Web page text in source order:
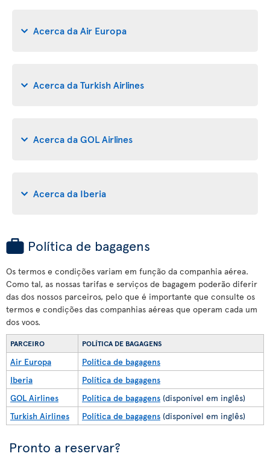
Acerca da Air Europa
Acerca da Turkish Airlines
Acerca da GOL Airlines
Acerca da Iberia
Política de bagagens
Os termos e condições variam em função da companhia aérea.
Como tal, as nossas tarifas e serviços de bagagem poderão diferir
das dos nossos parceiros, pelo que é importante que consulte os
termos e condições das companhias aéreas que operam cada um
dos voos.
PARCEIRO POLÍTICA DE BAGAGENS
Air Europa
Política de bagagens
Iberia
Política de bagagens
GOL Airlines
Política de bagagens (disponível em inglês)
Turkish Airlines
Política de bagagens (disponível em inglês)
Pronto a reservar?